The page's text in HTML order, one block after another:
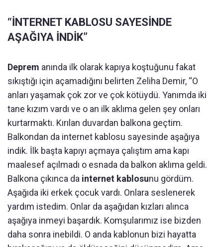
“İNTERNET KABLOSU SAYESİNDE
AŞAĞIYA İNDİK”
Deprem anında ilk olarak kapıya koştuğunu fakat
sıkıştığı için açamadığını belirten Zeliha Demir, “O
anları yaşamak çok zor ve çok kötüydü. Yanımda iki
tane kızım vardı ve o an ilk aklıma gelen şey onları
kurtarmaktı. Kırılan duvardan balkona geçtim.
Balkondan da internet kablosu sayesinde aşağıya
indik. İlk başta kapıyı açmaya çalıştım ama kapı
maalesef açılmadı o esnada da balkon aklıma geldi.
Balkona çıkınca da internet kablosunu gördüm.
Aşağıda iki erkek çocuk vardı. Onlara seslenerek
yardım istedim. Onlar da aşağıdan kızları alınca
aşağıya inmeyi başardık. Komşularımız ise bizden
daha sonra inebildi. O anda kablonun bizi hayatta